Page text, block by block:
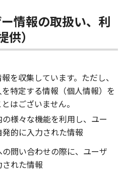
情報の取扱い、利
）
を収集しています。ただし、
特定する情報（個人情報）を
はございません。
様々な機能を利用し、ユー
的に入力された情報
問い合わせの際に、ユーザ
れた情報